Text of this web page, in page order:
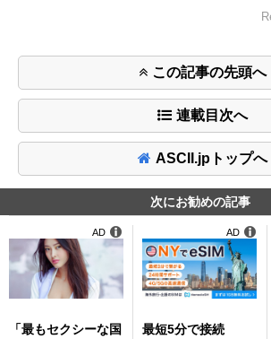
この記事の先頭へ
連載目次へ
ASCII.jpトップへ
次にお勧めの記事
「最もセクシーな国
AD
最短5分で接続
AD